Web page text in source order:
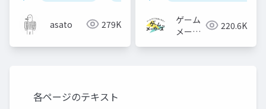
asato 279K
ゲーム
メーカ
220.6K
各ページのテキスト